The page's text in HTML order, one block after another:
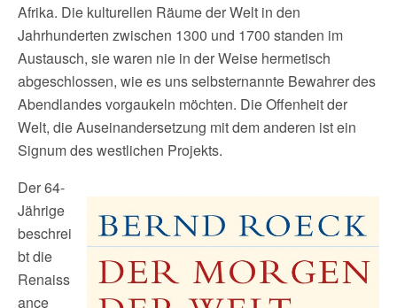
Afrika. Die kulturellen Räume der Welt in den
Jahrhunderten zwischen 1300 und 1700 standen im
Austausch, sie waren nie in der Weise hermetisch
abgeschlossen, wie es uns selbsternannte Bewahrer des
Abendlandes vorgaukeln möchten. Die Offenheit der
Welt, die Auseinandersetzung mit dem anderen ist ein
Signum des westlichen Projekts.
Der 64-
Jährige
beschrei
bt die
Renaiss
ance